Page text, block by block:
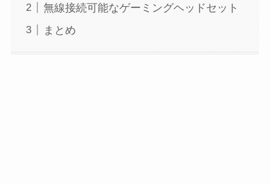
無線接続可能なゲーミングヘッドセット
まとめ